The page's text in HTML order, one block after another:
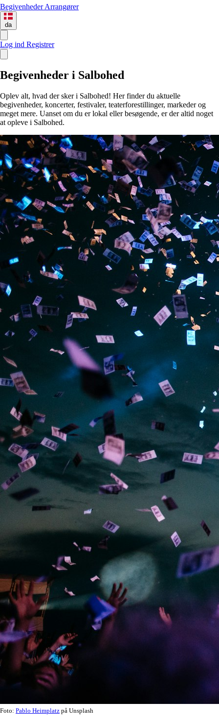
BegivenhederArrangører
da
Log ind Registrer
Begivenheder i Salbohed
Oplev alt, hvad der sker i Salbohed! Her finder du aktuelle
begivenheder, koncerter, festivaler, teaterforestillinger, markeder og
meget mere. Uanset om du er lokal eller besøgende, er der altid noget
at opleve i Salbohed.
Foto: Pablo Heimplatz på Unsplash